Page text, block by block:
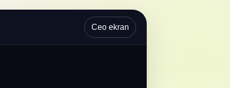
Ceo ekran